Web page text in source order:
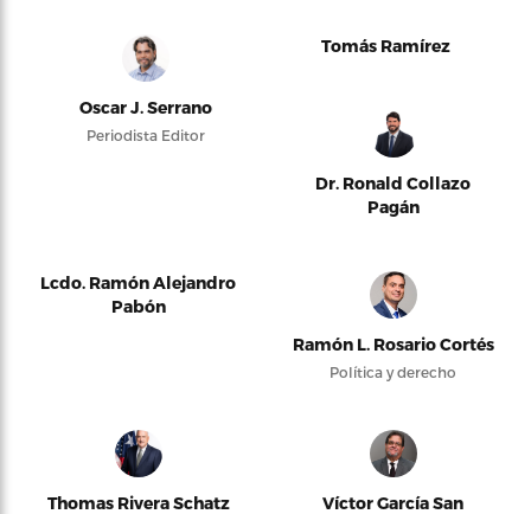
Oscar J. Serrano
Periodista Editor
Tomás Ramírez
Dr. Ronald Collazo
Pagán
Lcdo. Ramón Alejandro
Pabón
Ramón L. Rosario Cortés
Política y derecho
Thomas Rivera Schatz
Víctor García San